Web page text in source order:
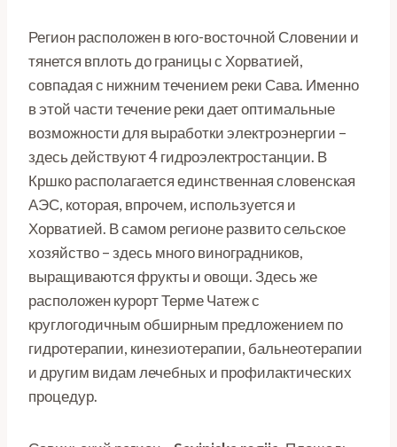
Регион расположен в юго-восточной Словении и
тянется вплоть до границы с Хорватией,
совпадая с нижним течением реки Сава. Именно
в этой части течение реки дает оптимальные
возможности для выработки электроэнергии –
здесь действуют 4 гидроэлектростанции. В
Кршко располагается единственная словенская
АЭС, которая, впрочем, используется и
Хорватией. В самом регионе развито сельское
хозяйство – здесь много виноградников,
выращиваются фрукты и овощи. Здесь же
расположен курорт Терме Чатеж с
круглогодичным обширным предложением по
гидротерапии, кинезиотерапии, бальнеотерапии
и другим видам лечебных и профилактических
процедур.